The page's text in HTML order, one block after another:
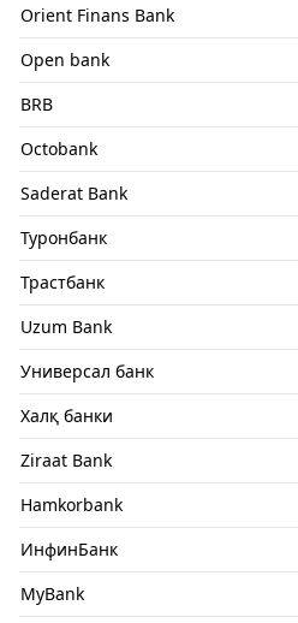
Orient Finans Bank
Open bank
BRB
Octobank
Saderat Bank
Туронбанк
Трастбанк
Uzum Bank
Универсал банк
Халқ банки
Ziraat Bank
Hamkorbank
ИнфинБанк
MyBank